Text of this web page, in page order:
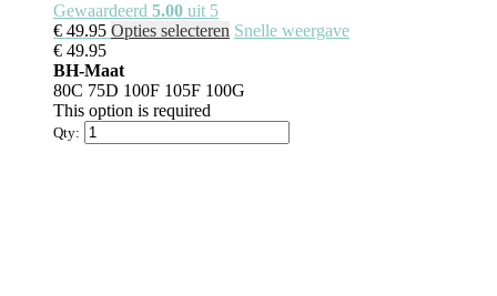
Gewaardeerd 5.00 uit 5
€ 49.95 Opties selecteren Snelle weergave
€ 49.95
BH-Maat
80C 75D 100F 105F 100G
This option is required
Qty: